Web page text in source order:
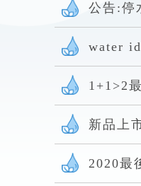
公告:停
water
1+1>2
新品上
2020最